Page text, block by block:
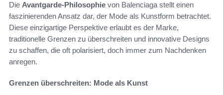
Die Avantgarde-Philosophie von Balenciaga stellt einen
faszinierenden Ansatz dar, der Mode als Kunstform betrachtet.
Diese einzigartige Perspektive erlaubt es der Marke,
traditionelle Grenzen zu überschreiten und innovative Designs
zu schaffen, die oft polarisiert, doch immer zum Nachdenken
anregen.
Grenzen überschreiten: Mode als Kunst